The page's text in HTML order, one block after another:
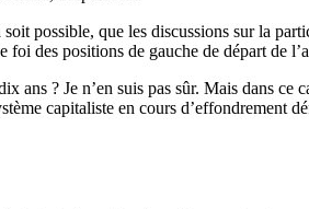
possible, que les discussions sur la
des positions de gauche de départ de
ans ? Je n’en suis pas sûr. Mais dans
capitaliste en cours d’effondrement